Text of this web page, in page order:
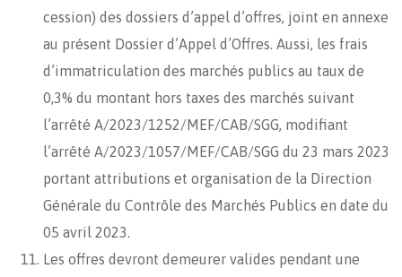
cession) des dossiers d’appel d’offres, joint en annexe
au présent Dossier d’Appel d’Offres. Aussi, les frais
d’immatriculation des marchés publics au taux de
0,3% du montant hors taxes des marchés suivant
l’arrêté A/2023/1252/MEF/CAB/SGG, modifiant
l’arrêté A/2023/1057/MEF/CAB/SGG du 23 mars 2023
portant attributions et organisation de la Direction
Générale du Contrôle des Marchés Publics en date du
05 avril 2023.
Les offres devront demeurer valides pendant une